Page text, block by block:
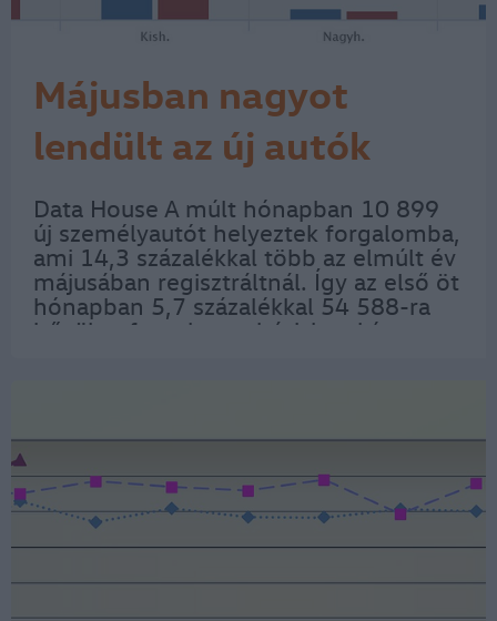
Májusban nagyot
lendült az új autók
forgalma
Data House A múlt hónapban 10 899
új személyautót helyeztek forgalomba,
ami 14,3 százalékkal több az elmúlt év
májusában regisztráltnál. Így az első öt
hónapban 5,7 százalékkal 54 588-ra
bővült a forgalom a bázishoz képest –